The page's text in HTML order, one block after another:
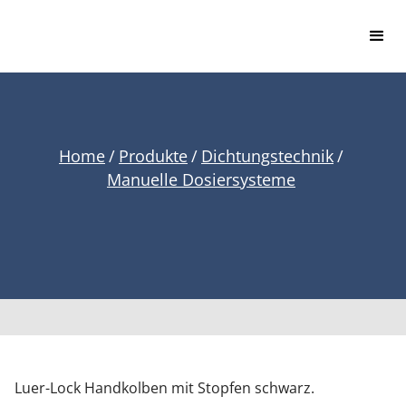
Home/ Produkte/ Dichtungstechnik/
Manuelle Dosiersysteme
Luer-Lock Handkolben mit Stopfen schwarz.